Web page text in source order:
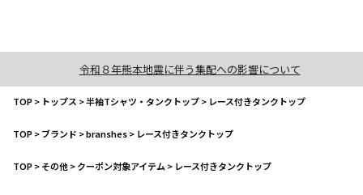
令和８年熊本地震に伴う集配への影響について
TOP> トップス >半袖Tシャツ・タンクトップ> レース付きタンクトップ
TOP>ブランド >branshes> レース付きタンクトップ
TOP>その他>クーポン対象アイテム > レース付きタンクトップ